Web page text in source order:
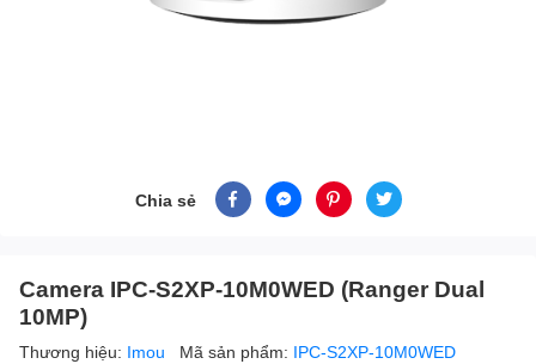
Chia sẻ
Camera IPC-S2XP-10M0WED (Ranger Dual
10MP)
Thương hiệu: Imou Mã sản phẩm: IPC-S2XP-10M0WED